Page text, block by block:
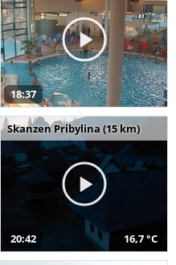
18:37
Skanzen Pribylina (15 km)
20:42 16,7 °C